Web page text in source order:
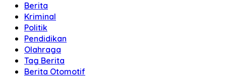
Berita
Kriminal
Politik
Pendidikan
Olahraga
Tag Berita
Berita Otomotif